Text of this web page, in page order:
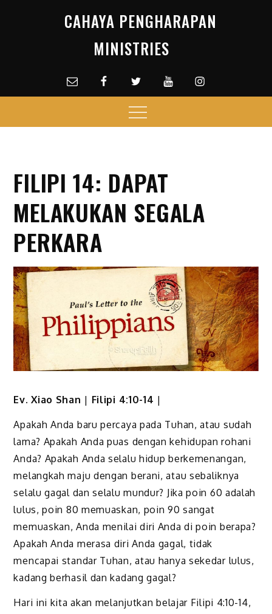
CAHAYA PENGHARAPAN
MINISTRIES
Email facebookTwitterYoutubeInstagram
Menu
FILIPI 14: DAPAT
MELAKUKAN SEGALA
PERKARA
Ev. Xiao Shan | Filipi 4:10-14 |
Apakah Anda baru percaya pada Tuhan, atau sudah
lama? Apakah Anda puas dengan kehidupan rohani
Anda? Apakah Anda selalu hidup berkemenangan,
melangkah maju dengan berani, atau sebaliknya
selalu gagal dan selalu mundur? Jika poin 60 adalah
lulus, poin 80 memuaskan, poin 90 sangat
memuaskan, Anda menilai diri Anda di poin berapa?
Apakah Anda merasa diri Anda gagal, tidak
mencapai standar Tuhan, atau hanya sekedar lulus,
kadang berhasil dan kadang gagal?
Hari ini kita akan melanjutkan belajar Filipi 4:10-14,